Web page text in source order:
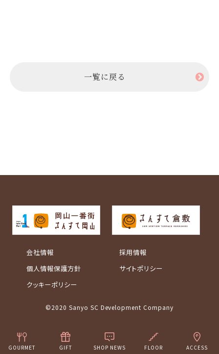
GOURMET GIFT SHOP NEWS FLOOR ACCESS
一覧に戻る
会社情報
個人情報保護方針
クッキーポリシー
採用情報
サイトポリシー
©2020 Sanyo SC Development Company